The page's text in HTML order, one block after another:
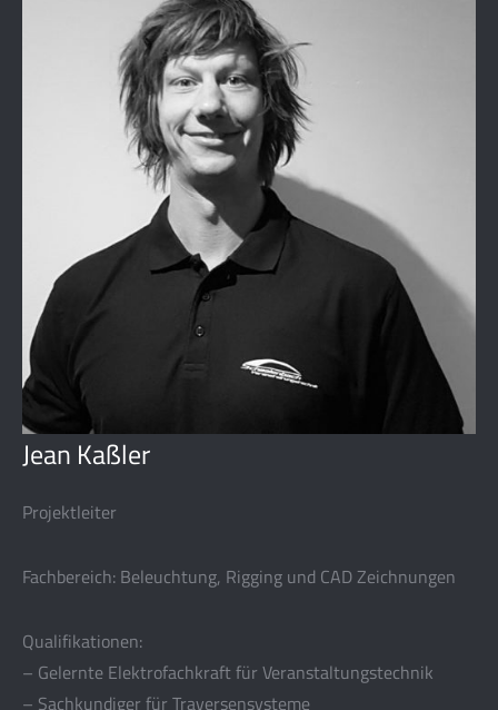
Jean Kaßler
Projektleiter
Fachbereich: Beleuchtung, Rigging und CAD Zeichnungen
Qualifikationen:
– Gelernte Elektrofachkraft für Veranstaltungstechnik
– Sachkundiger für Traversensysteme